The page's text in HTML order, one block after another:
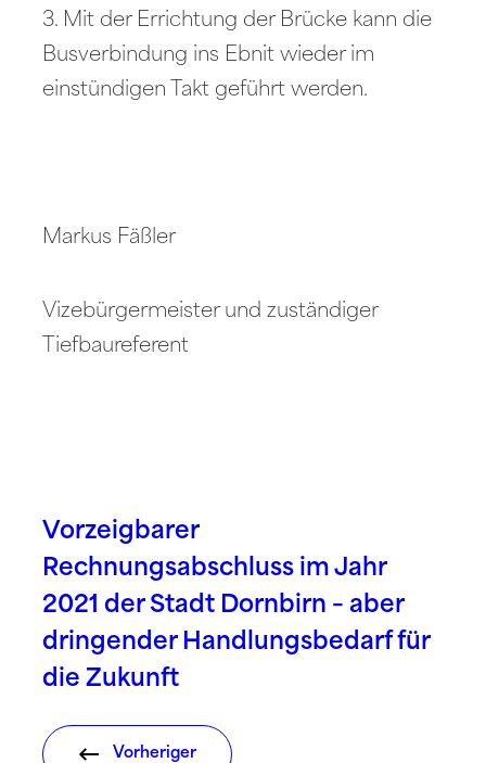
3. Mit der Errichtung der Brücke kann die
Busverbindung ins Ebnit wieder im
einstündigen Takt geführt werden.
Markus Fäßler
Vizebürgermeister und zuständiger
Tiefbaureferent
Vorzeigbarer
Rechnungsabschluss im Jahr
2021 der Stadt Dornbirn – aber
dringender Handlungsbedarf für
die Zukunft
Vorheriger